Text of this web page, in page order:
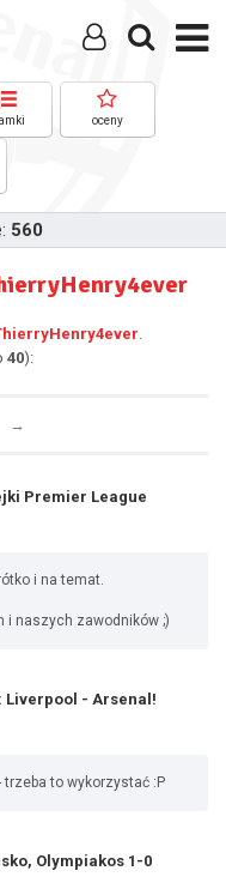
oceny
560
.
40):
→
Premier League
i na temat.
i naszych zawodników ;)
Liverpool - Arsenal!
to wykorzystać :P
Olympiakos 1-0